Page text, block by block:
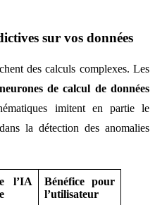
sur vos données
des calculs complexes. Les
de calcul de données
imitent en partie le
la détection des anomalies
l’IA
Bénéfice pour
l’utilisateur